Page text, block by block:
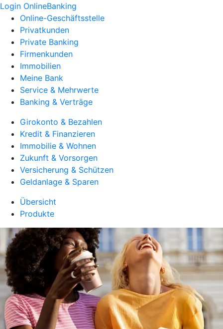
Login OnlineBanking
Online-Geschäftsstelle
Privatkunden
Private Banking
Firmenkunden
Immobilien
Meine Bank
Service & Mehrwerte
Banking & Verträge
Girokonto & Bezahlen
Kredit & Finanzieren
Immobilie & Wohnen
Zukunft & Vorsorgen
Versicherung & Schützen
Geldanlage & Sparen
Übersicht
Produkte